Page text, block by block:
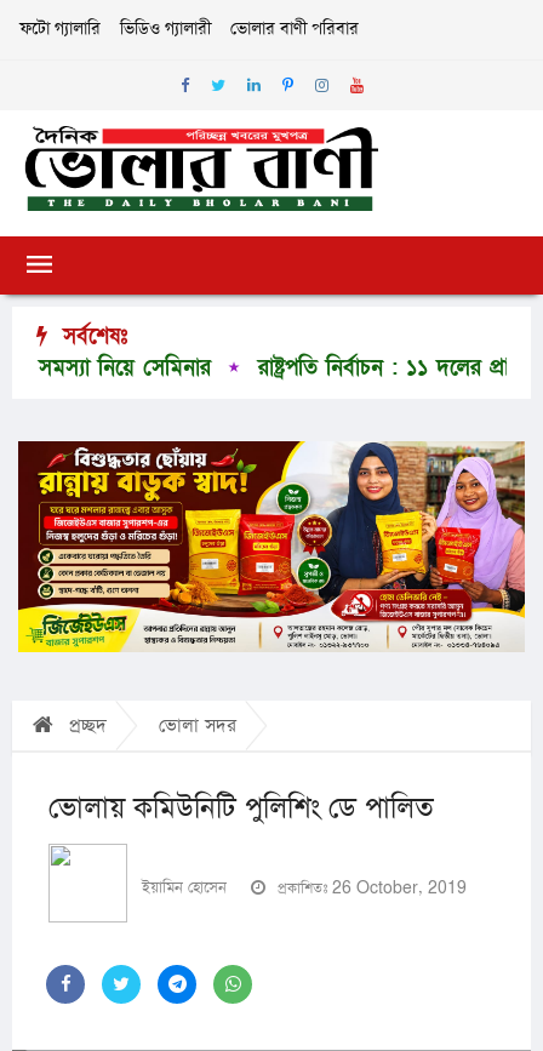
ফটো গ্যালারি ভিডিও গ্যালারী ভোলার বাণী পরিবার
সর্বশেষঃ
নিয়ে সেমিনার
রাষ্ট্রপতি নির্বাচন : ১১ দলের প্রার্থী
প্রচ্ছদ ভোলা সদর
ভোলায় কমিউনিটি পুলিশিং ডে পালিত
ইয়ামিন হোসেন প্রকাশিতঃ 26 October, 2019